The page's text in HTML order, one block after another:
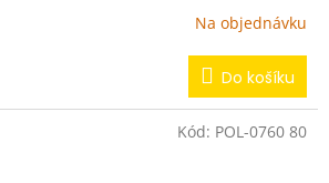
Na objednávku
Do košíku
Kód: POL-0760 80